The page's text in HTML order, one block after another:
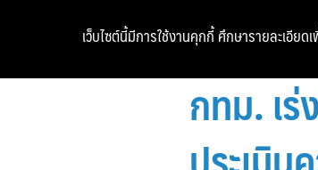
กทม. เ
เว็บไซต์นี้มีการใช้งานคุกกี้ ศึกษารายละเอียด